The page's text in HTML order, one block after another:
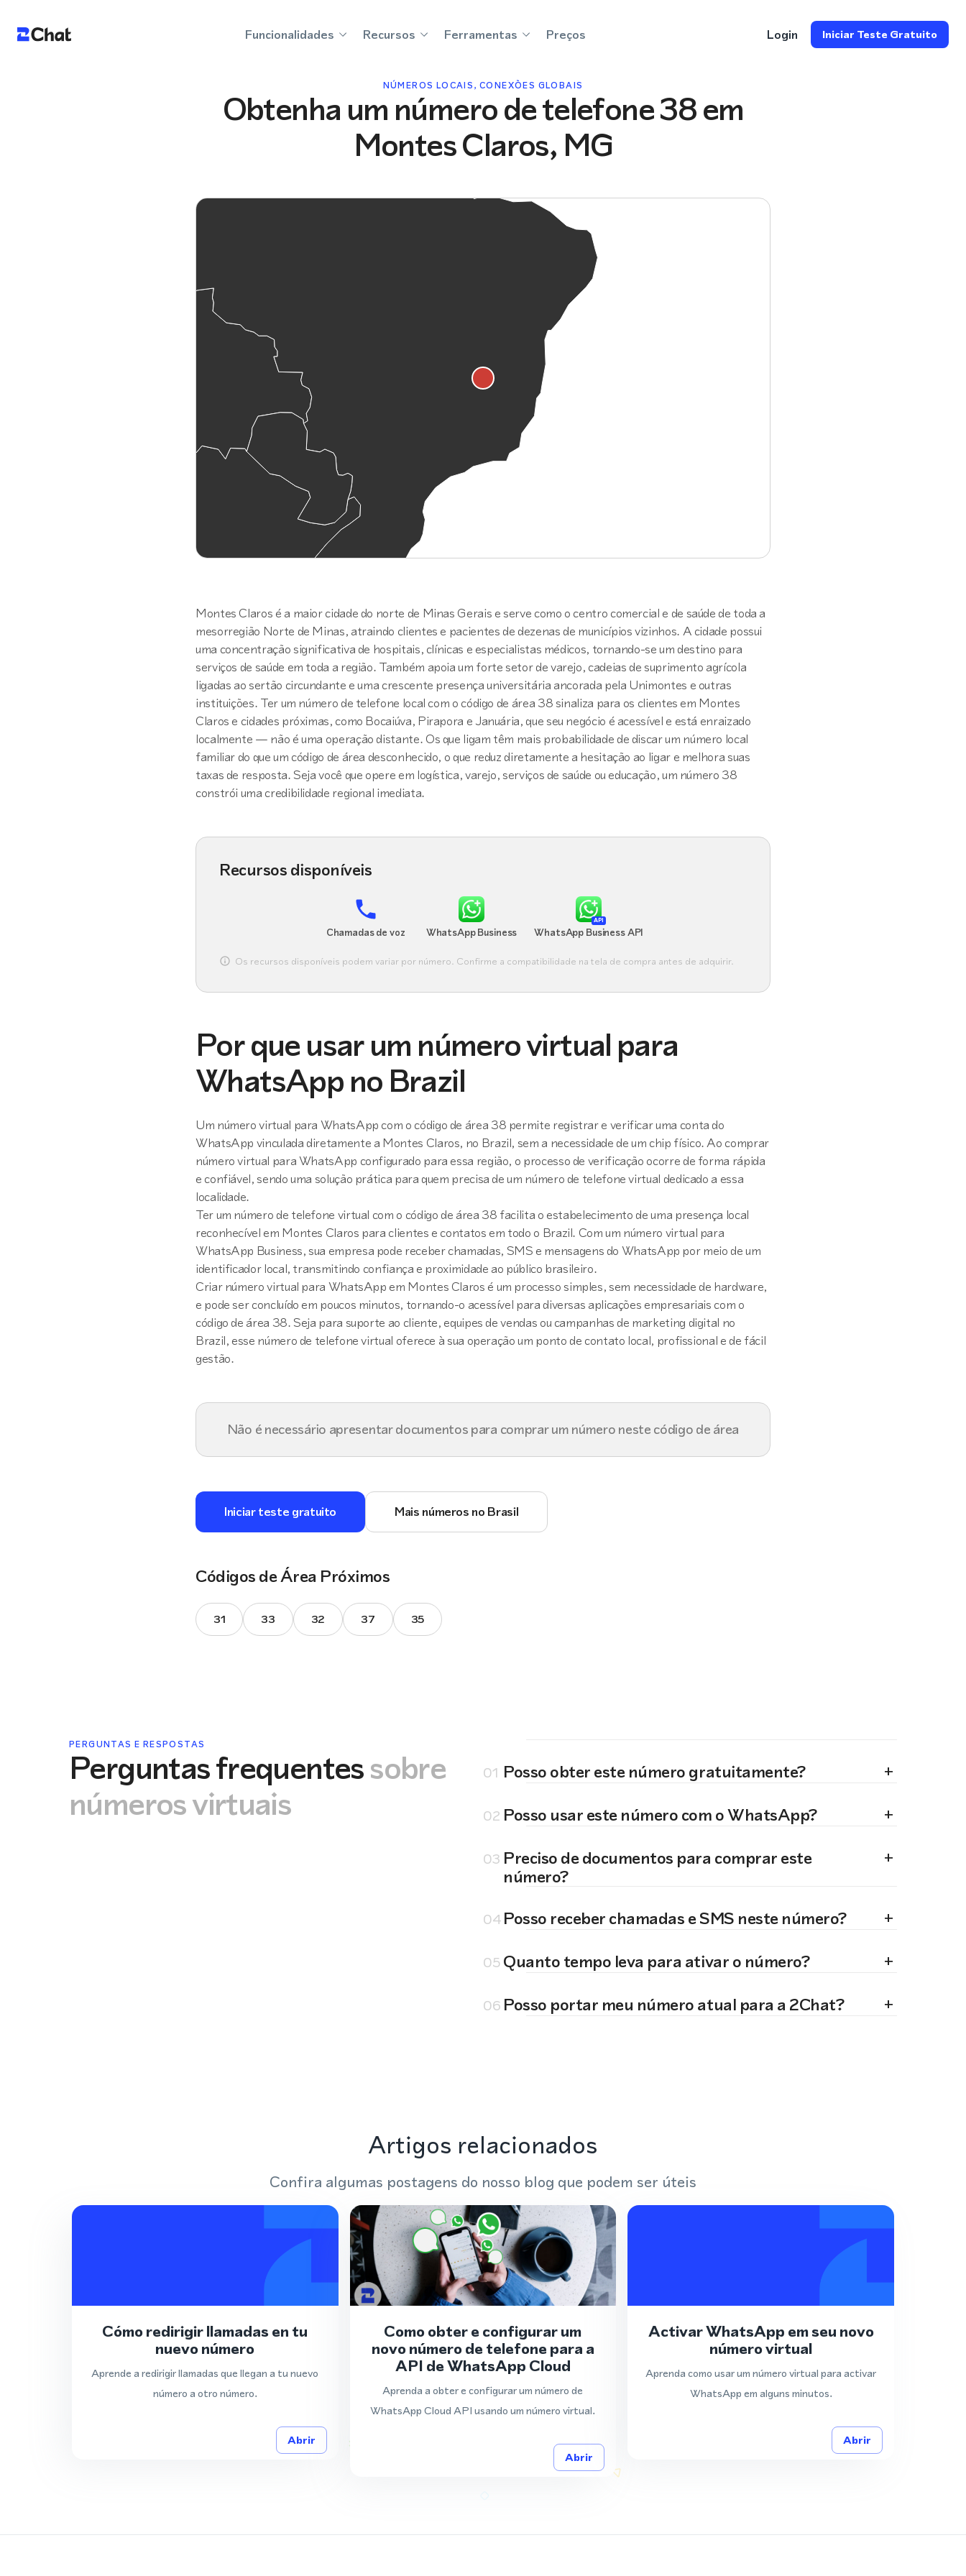
Funcionalidades Recursos Ferramentas Preços Login Iniciar Teste Gratuito
NÚMEROS LOCAIS, CONEXÕES GLOBAIS
Obtenha um número de telefone 38 em
Montes Claros, MG
Montes Claros é a maior cidade do norte de Minas Gerais e serve como o centro comercial e de saúde de toda a
mesorregião Norte de Minas, atraindo clientes e pacientes de dezenas de municípios vizinhos. A cidade possui
uma concentração significativa de hospitais, clínicas e especialistas médicos, tornando-se um destino para
serviços de saúde em toda a região. Também apoia um forte setor de varejo, cadeias de suprimento agrícola
ligadas ao sertão circundante e uma crescente presença universitária ancorada pela Unimontes e outras
instituições. Ter um número de telefone local com o código de área 38 sinaliza para os clientes em Montes
Claros e cidades próximas, como Bocaiúva, Pirapora e Januária, que seu negócio é acessível e está enraizado
localmente — não é uma operação distante. Os que ligam têm mais probabilidade de discar um número local
familiar do que um código de área desconhecido, o que reduz diretamente a hesitação ao ligar e melhora suas
taxas de resposta. Seja você que opere em logística, varejo, serviços de saúde ou educação, um número 38
constrói uma credibilidade regional imediata.
Recursos disponíveis
Chamadas de voz WhatsApp Business
API
WhatsApp Business API
Os recursos disponíveis podem variar por número. Confirme a compatibilidade na tela de compra antes de adquirir.
Por que usar um número virtual para
WhatsApp no Brazil
Um número virtual para WhatsApp com o código de área 38 permite registrar e verificar uma conta do
WhatsApp vinculada diretamente a Montes Claros, no Brazil, sem a necessidade de um chip físico. Ao comprar
número virtual para WhatsApp configurado para essa região, o processo de verificação ocorre de forma rápida
e confiável, sendo uma solução prática para quem precisa de um número de telefone virtual dedicado a essa
localidade.
Ter um número de telefone virtual com o código de área 38 facilita o estabelecimento de uma presença local
reconhecível em Montes Claros para clientes e contatos em todo o Brazil. Com um número virtual para
WhatsApp Business, sua empresa pode receber chamadas, SMS e mensagens do WhatsApp por meio de um
identificador local, transmitindo confiança e proximidade ao público brasileiro.
Criar número virtual para WhatsApp em Montes Claros é um processo simples, sem necessidade de hardware,
e pode ser concluído em poucos minutos, tornando-o acessível para diversas aplicações empresariais com o
código de área 38. Seja para suporte ao cliente, equipes de vendas ou campanhas de marketing digital no
Brazil, esse número de telefone virtual oferece à sua operação um ponto de contato local, profissional e de fácil
gestão.
Não é necessário apresentar documentos para comprar um número neste código de área
Iniciar teste gratuito Mais números no Brasil
Códigos de Área Próximos
31 33 32 37 35
PERGUNTAS E RESPOSTAS
Perguntas frequentessobre
números virtuais
01 Posso obter este número gratuitamente? +
02 Posso usar este número com o WhatsApp? +
03 Preciso de documentos para comprar este
número?
+
04Posso receber chamadas e SMS neste número? +
05Quanto tempo leva para ativar o número? +
06 Posso portar meu número atual para a 2Chat? +
Artigos relacionados
Confira algumas postagens do nosso blog que podem ser úteis
Cómo redirigir llamadas en tu
nuevo número
Aprende a redirigir llamadas que llegan a tu nuevo
número a otro número.
Abrir
Como obter e configurar um
novo número de telefone para a
API de WhatsApp Cloud
Aprenda a obter e configurar um número de
WhatsApp Cloud API usando um número virtual.
Abrir
Activar WhatsApp em seu novo
número virtual
Aprenda como usar um número virtual para activar
WhatsApp em alguns minutos.
Abrir